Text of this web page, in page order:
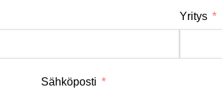
Yritys
Sähköposti